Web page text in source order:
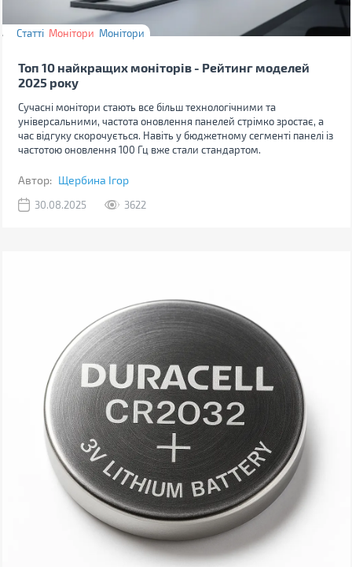
Статті Монітори Монітори
Топ 10 найкращих моніторів - Рейтинг моделей
2025 року
Сучасні монітори стають все більш технологічними та
універсальними, частота оновлення панелей стрімко зростає, а
час відгуку скорочується. Навіть у бюджетному сегменті панелі із
частотою оновлення 100 Гц вже стали стандартом.
Автор: Щербина Ігор
30.08.2025 3622